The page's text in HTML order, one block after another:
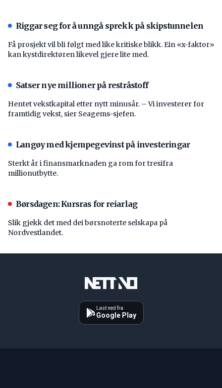
Riggar seg for å unngå sprekk på skipstunnelen
Få prosjekt vil bli følgt med like kritiske blikk. Ein «x-faktor»
kan kystdirektøren likevel gjere lite med.
Satser nye millioner på restråstoff
Hentet vekstkapital etter nytt minusår. – Vi investerer for
framtidig vekst, sier Seagems-sjefen.
Langøy med kjempegevinst på investeringar
Sterkt år i finansmarknaden ga rom for tresifra
millionutbytte.
Børsdagen: Kursras for reiarlag
Slik gjekk det med dei børsnoterte selskapa på
Nordvestlandet.
Last ned fra
Google Play